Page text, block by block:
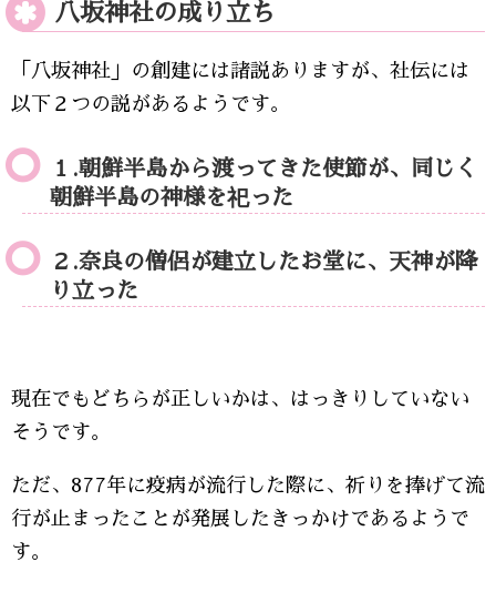
八坂神社の成り立ち
「八坂神社」の創建には諸説ありますが、社伝には
以下２つの説があるようです。
１.朝鮮半島から渡ってきた使節が、同じく
朝鮮半島の神様を祀った
２.奈良の僧侶が建立したお堂に、天神が降
り立った
現在でもどちらが正しいかは、はっきりしていない
そうです。
ただ、877年に疫病が流行した際に、祈りを捧げて流
行が止まったことが発展したきっかけであるようで
す。